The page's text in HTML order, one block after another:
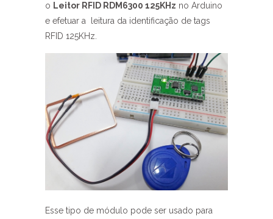
o Leitor RFID RDM6300 125KHz no Arduino
e efetuar a leitura da identificação de tags
RFID 125KHz.
Esse tipo de módulo pode ser usado para